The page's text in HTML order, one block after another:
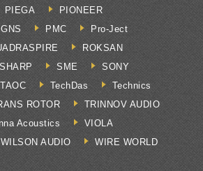
PIEGA
PIONEER
PMC
Pro-Ject
ROKSAN
SHARP SME
SONY
TAOC TechDas
Technics
ROTOR
TRINNOV AUDIO
Acoustics
VIOLA
WILSON AUDIO
WIRE WORLD